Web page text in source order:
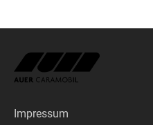
Impressum